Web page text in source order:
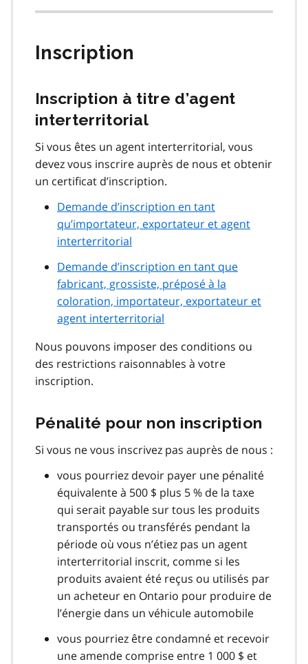
Inscription
Inscription à titre d’agent
interterritorial
Si vous êtes un agent interterritorial, vous
devez vous inscrire auprès de nous et obtenir
un certificat d’inscription.
Demande d’inscription en tant
qu’importateur, exportateur et agent
interterritorial
Demande d’inscription en tant que
fabricant, grossiste, préposé à la
coloration, importateur, exportateur et
agent interterritorial
Nous pouvons imposer des conditions ou
des restrictions raisonnables à votre
inscription.
Pénalité pour non inscription
Si vous ne vous inscrivez pas auprès de nous :
vous pourriez devoir payer une pénalité
équivalente à 500 $ plus 5 % de la taxe
qui serait payable sur tous les produits
transportés ou transférés pendant la
période où vous n’étiez pas un agent
interterritorial inscrit, comme si les
produits avaient été reçus ou utilisés par
un acheteur en Ontario pour produire de
l’énergie dans un véhicule automobile
vous pourriez être condamné et recevoir
une amende comprise entre 1 000 $ et